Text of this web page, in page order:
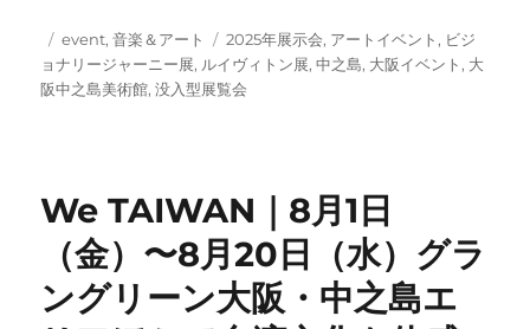
投
稿
日:
カ
テ
ゴ
event,音楽＆アート
タ
グ
2025年展示会, アートイベント , ビジ
ョナリージャーニー展, ルイヴィトン展,中之島, 大阪イベント , 大
阪中之島美術館,没入型展覧会
We TAIWAN｜8月1日
（金）〜8月20日（水）グラ
ングリーン大阪・中之島エ